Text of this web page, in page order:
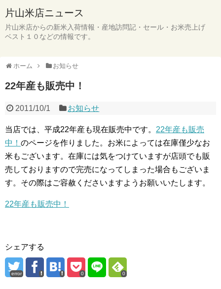
片山米店ニュース
片山米店からの新米入荷情報・産地訪問記・セール・お米売上げ
ベスト１０などの情報です。
ホーム お知らせ
22年産も販売中！
2011/10/1 お知らせ
当店では、平成22年産も現在販売中です。 22年産も販売
中！ のページを作りました。お米によっては在庫僅少なお
米もございます。在庫には気をつけていますが店頭でも販
売しておりますので完売になってしまった場合もございま
す。その際はご容赦くださいますようお願いいたします。
22年産も販売中！
シェアする
error 0 0